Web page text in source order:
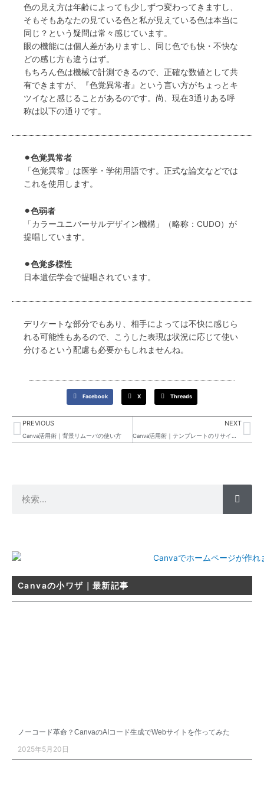
色の見え方は年齢によっても少しずつ変わってきますし、
そもそもあなたの見ている色と私が見えている色は本当に
同じ？という疑問は常々感じています。
眼の機能には個人差がありますし、同じ色でも快・不快な
どの感じ方も違うはず。
もちろん色は機械で計測できるので、正確な数値として共
有できますが、『色覚異常者』という言い方がちょっとキ
ツイなと感じることがあるのです。尚、現在3通りある呼
称は以下の通りです。
⚫︎色覚異常者
「色覚異常」は医学・学術用語です。正式な論文などでは
これを使用します。
⚫︎色弱者
「カラーユニバーサルデザイン機構」（略称：CUDO）が
提唱しています。
⚫︎色覚多様性
日本遺伝学会で提唱されています。
デリケートな部分でもあり、相手によっては不快に感じら
れる可能性もあるので、こうした表現は状況に応じて使い
分けるという配慮も必要かもしれませんね。
Facebook X Threads
Prev
PREVIOUS
Canva活用術｜背景リムーバの使い方
NEXT
Canvaの小ワザ｜最新記事
ノーコード革命？CanvaのAIコード生成でWebサイトを作ってみた
2025年5月20日